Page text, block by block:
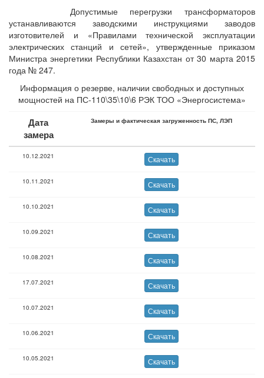
Допустимые перегрузки трансформаторов
устанавливаются заводскими инструкциями заводов
изготовителей и «Правилами технической эксплуатации
электрических станций и сетей», утвержденные приказом
Министра энергетики Республики Казахстан от 30 марта 2015
года № 247.
Информация о резерве, наличии свободных и доступных
мощностей на ПС-110\35\10\6 РЭК ТОО «Энергосистема»
Дата
замера
Замеры и фактическая загруженность ПС, ЛЭП
10.12.2021 Скачать
10.11.2021 Скачать
10.10.2021 Скачать
10.09.2021 Скачать
10.08.2021 Скачать
17.07.2021 Скачать
10.07.2021 Скачать
10.06.2021 Скачать
10.05.2021 Скачать